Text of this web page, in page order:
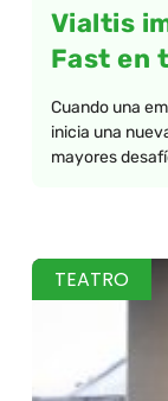
Vialtis
Fast en
Cuando una
inicia una
mayores
TEATRO